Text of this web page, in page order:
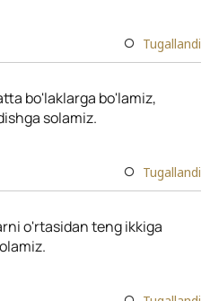
Tugallandi
bo'laklarga bo'lamiz,
solamiz.
Tugallandi
o'rtasidan teng ikkiga